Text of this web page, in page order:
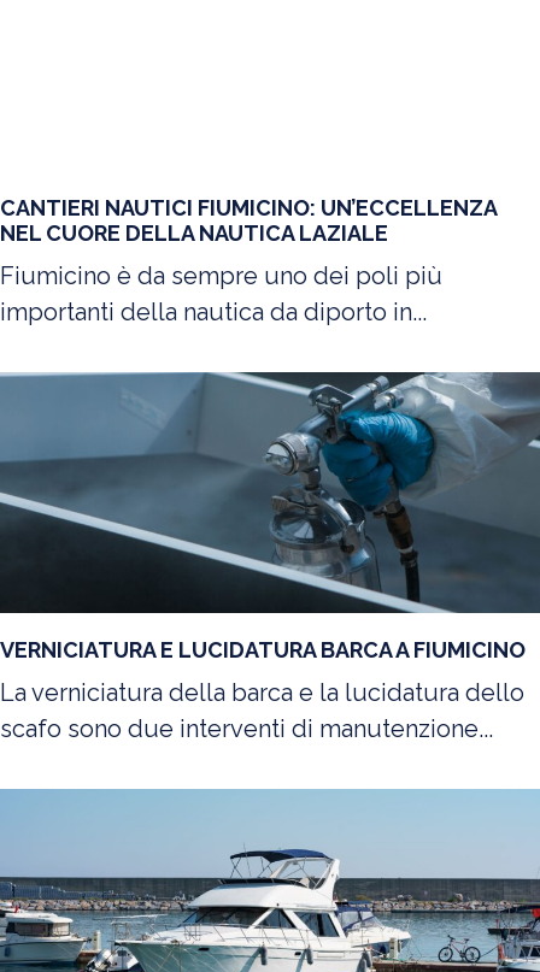
CANTIERI NAUTICI FIUMICINO: UN’ECCELLENZA
NEL CUORE DELLA NAUTICA LAZIALE
Fiumicino è da sempre uno dei poli più
importanti della nautica da diporto in...
VERNICIATURA E LUCIDATURA BARCA A FIUMICINO
La verniciatura della barca e la lucidatura dello
scafo sono due interventi di manutenzione...